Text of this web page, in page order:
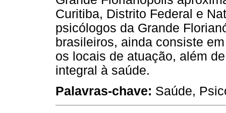
Curitiba, Distrito Federal e
psicólogos da Grande
brasileiros, ainda consiste
os locais de atuação, além
integral à saúde.
Palavras-chave: Saúde,